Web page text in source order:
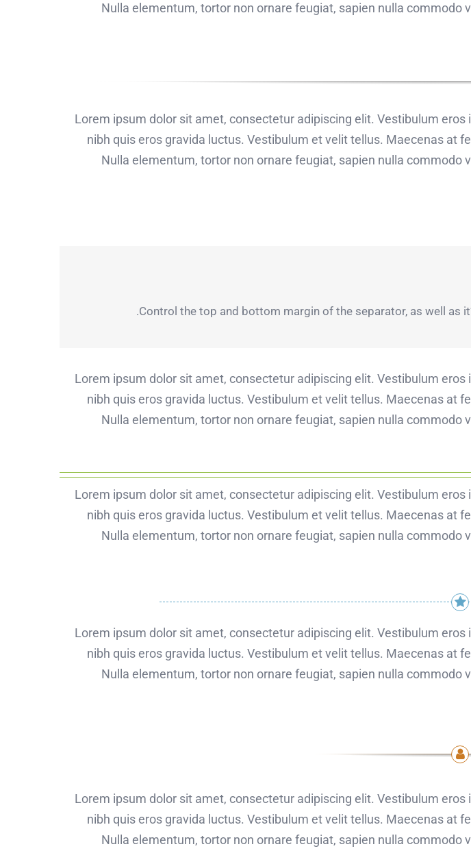
Nulla elementum, tortor non ornare feugiat, sapien nulla
Lorem ipsum dolor sit amet, consectetur adipiscing elit. Vestibulum
nibh quis eros gravida luctus. Vestibulum et velit tellus. Maecenas at
Nulla elementum, tortor non ornare feugiat, sapien nulla
Control the top and bottom margin of the separator, as well as
Lorem ipsum dolor sit amet, consectetur adipiscing elit. Vestibulum
nibh quis eros gravida luctus. Vestibulum et velit tellus. Maecenas at
Nulla elementum, tortor non ornare feugiat, sapien nulla
Lorem ipsum dolor sit amet, consectetur adipiscing elit. Vestibulum
nibh quis eros gravida luctus. Vestibulum et velit tellus. Maecenas at
Nulla elementum, tortor non ornare feugiat, sapien nulla
Lorem ipsum dolor sit amet, consectetur adipiscing elit. Vestibulum
nibh quis eros gravida luctus. Vestibulum et velit tellus. Maecenas at
Nulla elementum, tortor non ornare feugiat, sapien nulla
Lorem ipsum dolor sit amet, consectetur adipiscing elit. Vestibulum
nibh quis eros gravida luctus. Vestibulum et velit tellus. Maecenas at
Nulla elementum, tortor non ornare feugiat, sapien nulla